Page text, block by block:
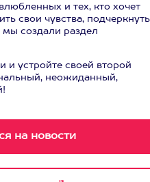
и тех, кто хочет
свои чувства, подчеркнуть
создали раздел
и устройте своей второй
неожиданный,